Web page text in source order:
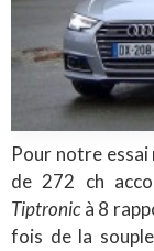
Pour notre
de 272 ch
Tiptronicà 8
fois de la